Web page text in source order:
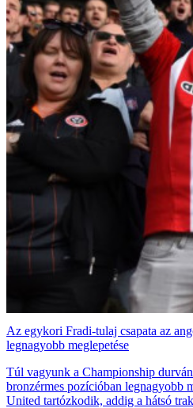
Az egykori Fradi-tulaj csapata az
legnagyobb meglepetése
Túl vagyunk a Championship
bronzérmes pozícióban legnagyobb
United tartózkodik, addig a hátsó